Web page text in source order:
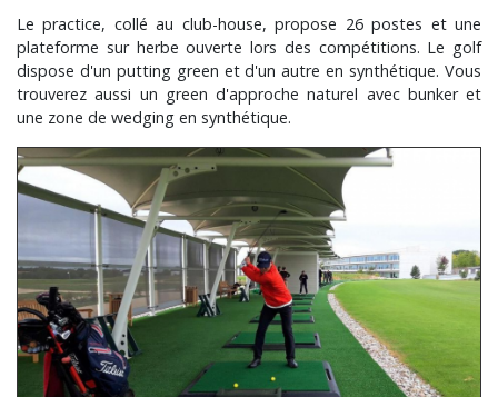
Le practice, collé au club-house, propose 26 postes et une
plateforme sur herbe ouverte lors des compétitions. Le golf
dispose d'un putting green et d'un autre en synthétique. Vous
trouverez aussi un green d'approche naturel avec bunker et
une zone de wedging en synthétique.